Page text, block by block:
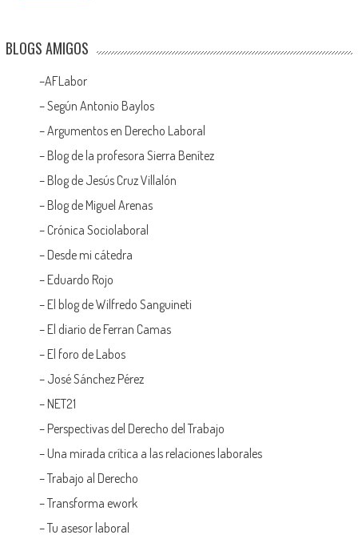
BLOGS AMIGOS
–AFLabor
– Según Antonio Baylos
–Argumentos en Derecho Laboral
– Blog de la profesora Sierra Benítez
– Blog de Jesús Cruz Villalón
– Blog de Miguel Arenas
– Crónica Sociolaboral
– Desde mi cátedra
– Eduardo Rojo
– El blog de Wilfredo Sanguineti
– El diario de Ferran Camas
– El foro de Labos
– José Sánchez Pérez
– NET21
– Perspectivas del Derecho del Trabajo
– Una mirada crítica a las relaciones laborales
–Trabajo al Derecho
–Transforma ework
–Tu asesor laboral